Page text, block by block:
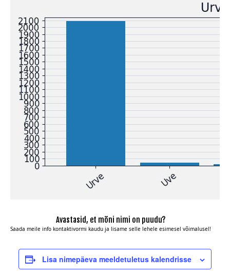
Avastasid, et mõni nimi on puudu?
Saada meile info kontaktivormi kaudu ja lisame selle lehele esimesel võimalusel!
Lisa nimepäeva meeldetuletus kalendrisse